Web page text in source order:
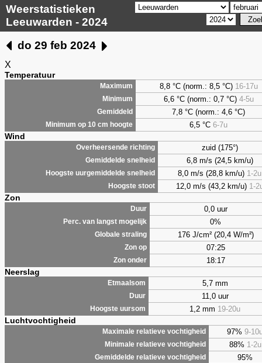
Weerstatistieken
Leeuwarden - 2024
do 29 feb 2024
X
Temperatuur
Maximum 8,8 °C (norm.: 8,5 °C) 16-17u
Minimum 6,6 °C (norm.: 0,7 °C) 4-5u
Gemiddeld 7,8 °C (norm.: 4,6 °C)
Minimum op 10 cm hoogte 6,5 °C 6-7u
Wind
Overheersende richting zuid (175°)
Gemiddelde snelheid 6,8 m/s (24,5 km/u)
Hoogste uurgemiddelde snelheid 8,0 m/s (28,8 km/u) 1-2u
Hoogste stoot 12,0 m/s (43,2 km/u) 1-
Zon
Duur 0,0 uur
Perc. van langst mogelijk 0%
Globale straling 176 J/cm² (20,4 W/m²)
Zon op 07:25
Zon onder 18:17
Neerslag
Etmaalsom 5,7 mm
Duur 11,0 uur
Hoogste uursom 1,2 mm 19-20u
Luchtvochtigheid
Maximale relatieve vochtigheid 97% 9-
Minimale relatieve vochtigheid 88% 1-2u
Gemiddelde relatieve vochtigheid 95%